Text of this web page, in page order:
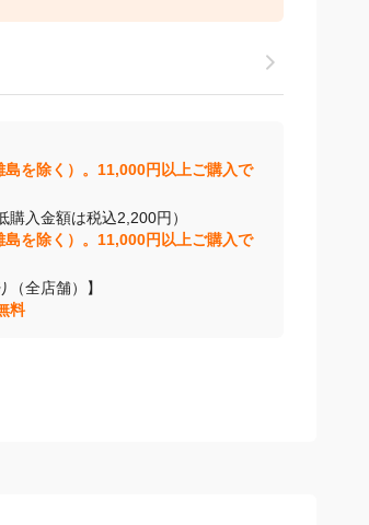
島を除く）。11,000円以上ご購入で
購入金額は税込2,200円）
島を除く）。11,000円以上ご購入で
（全店舗）】
料